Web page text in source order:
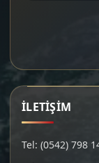
İLETİŞİM
Tel: (0542) 798